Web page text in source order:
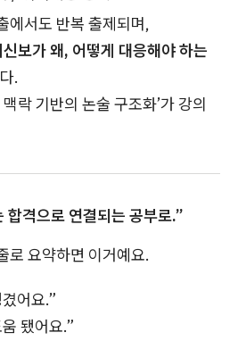
에서도 반복 출제되며,
신보가 왜, 어떻게 대응해야 하는
.
락 기반의 논술 구조화’가 강의
합격으로 연결되는 공부로.”
로 요약하면 이거예요.
어요.”
됐어요.”